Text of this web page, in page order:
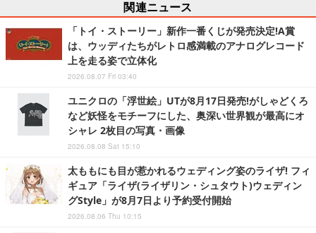
関連ニュース
「トイ・ストーリー」新作一番くじが発売決定!A賞
は、ウッディたちがレトロ感満載のアナログレコード
上を走る姿で立体化
2026.08.07 Fri 03:40
ユニクロの「浮世絵」UTが8月17日発売!がしゃどくろ
など妖怪をモチーフにした、奥深い世界観が最高にオ
シャレ 2枚目の写真・画像
2026.08.08 Sat 15:10
太ももにも目が惹かれるウェディング姿のライザ! フィ
ギュア「ライザ(ライザリン・シュタウト)ウェディン
グStyle」が8月7日より予約受付開始
2026.08.06 Thu 10:15